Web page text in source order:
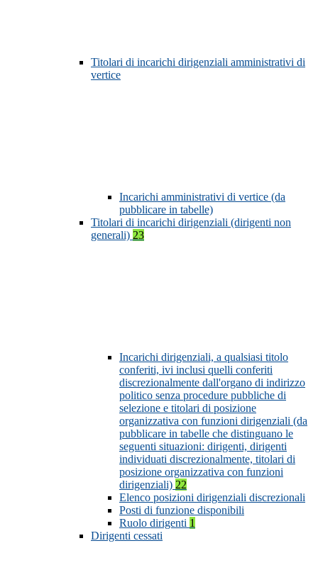
Titolari di incarichi dirigenziali amministrativi di
vertice
Incarichi amministrativi di vertice (da
pubblicare in tabelle)
Titolari di incarichi dirigenziali (dirigenti non
generali) 23
Incarichi dirigenziali, a qualsiasi titolo
conferiti, ivi inclusi quelli conferiti
discrezionalmente dall'organo di indirizzo
politico senza procedure pubbliche di
selezione e titolari di posizione
organizzativa con funzioni dirigenziali (da
pubblicare in tabelle che distinguano le
seguenti situazioni: dirigenti, dirigenti
individuati discrezionalmente, titolari di
posizione organizzativa con funzioni
dirigenziali) 22
Elenco posizioni dirigenziali discrezionali
Posti di funzione disponibili
Ruolo dirigenti 1
Dirigenti cessati